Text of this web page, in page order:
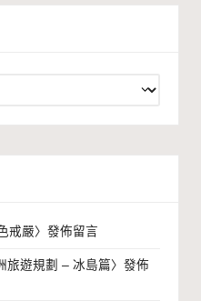
戒嚴〉發佈留言
旅遊規劃 – 冰島篇〉發佈